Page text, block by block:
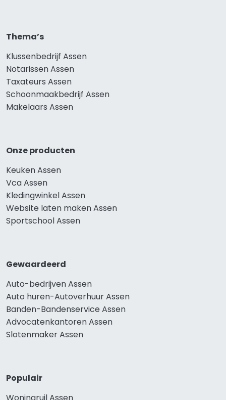
Thema’s
Klussenbedrijf Assen
Notarissen Assen
Taxateurs Assen
Schoonmaakbedrijf Assen
Makelaars Assen
Onze producten
Keuken Assen
Vca Assen
Kledingwinkel Assen
Website laten maken Assen
Sportschool Assen
Gewaardeerd
Auto-bedrijven Assen
Auto huren-Autoverhuur Assen
Banden-Bandenservice Assen
Advocatenkantoren Assen
Slotenmaker Assen
Populair